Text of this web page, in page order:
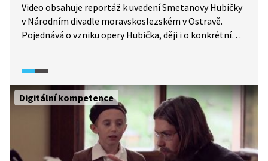
Video obsahuje reportáž k uvedení Smetanovy Hubičky
v Národním divadle moravskoslezském v Ostravě.
Pojednává o vzniku opery Hubička, ději i o konkrétní
Digitální kompetence